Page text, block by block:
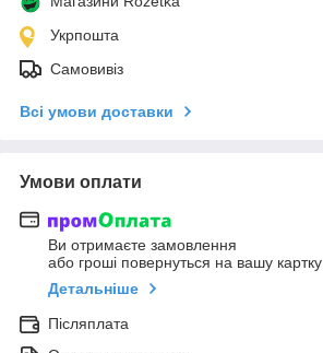
Укрпошта
Самовивіз
Всі умови доставки
Умови оплати
Ви отримаєте замовлення
або гроші повернуться на вашу картку
Детальніше
Післяплата